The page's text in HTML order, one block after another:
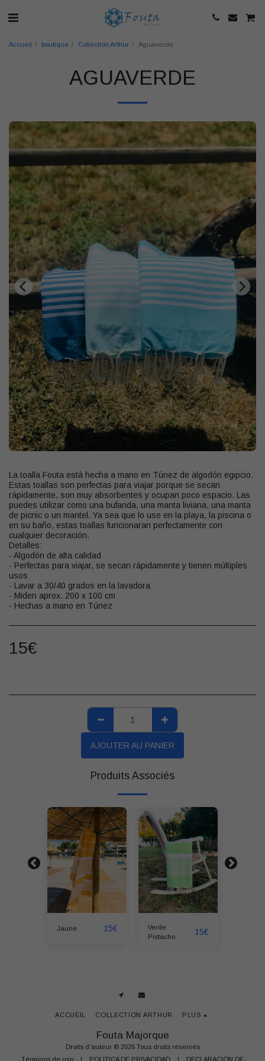
Accueil boutique Collection Arthur Aguaverde
AGUAVERDE
La toalla Fouta está hecha a mano en Túnez de algodón egipcio.
Estas toallas son perfectas para viajar porque se secan
rápidamente, son muy absorbentes y ocupan poco espacio. Las
puedes utilizar como una bufanda, una manta liviana, una manta
de picnic o un mantel. Ya sea que lo use en la playa, la piscina o
en su baño, estas toallas funcionaran perfectamente con
cualquier decoración.
Detalles:
- Algodón de alta calidad
- Perfectas para viajar, se secan rápidamente y tienen múltiples
usos
- Lavar a 30/40 grados en la lavadora
- Miden aprox. 200 x 100 cm
- Hechas a mano en Túnez
15€
AJOUTER AU PANIER
Produits Associés
Jaune 15€
Verde
Pistacho
15€
Fouta Majorque
Droits d'auteur © 2026 Tous droits réservés
Términos de uso | POLÍTICA DE PRIVACIDAD | DECLARACIÓN DE
ACCUEIL COLLECTION ARTHUR PLUS